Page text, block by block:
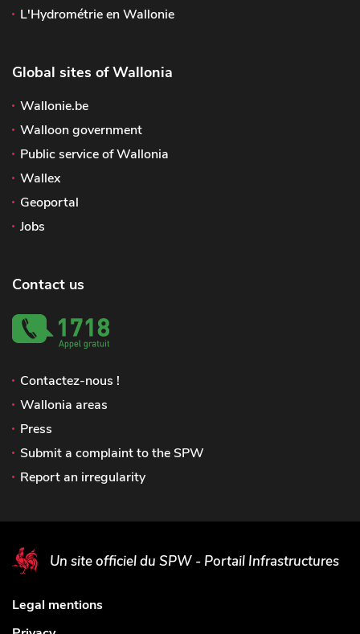
L'Hydrométrie en Wallonie
Global sites of Wallonia
Wallonie.be
Walloon government
Public service of Wallonia
Wallex
Geoportal
Jobs
Contact us
Contactez-nous !
Wallonia areas
Press
Submit a complaint to the SPW
Report an irregularity
Un site officiel du SPW - Portail Infrastructures
Legal mentions